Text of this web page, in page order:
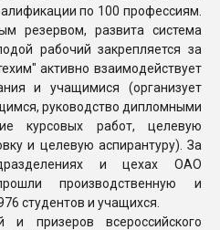
по 100 профессиям.
резервом, развита система
рабочий закрепляется за
активно взаимодействует
и учащимися (организует
руководство дипломными
курсовых работ, целевую
и целевую аспирантуру). За
и цехах ОАО
производственную и
студентов и учащихся.
и призеров всероссийского